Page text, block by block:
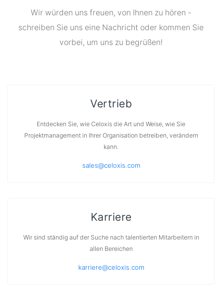
Wir würden uns freuen, von Ihnen zu hören -
schreiben Sie uns eine Nachricht oder kommen Sie
vorbei, um uns zu begrüßen!
Vertrieb
Entdecken Sie, wie Celoxis die Art und Weise, wie Sie
Projektmanagement in Ihrer Organisation betreiben, verändern
kann.
sales@celoxis.com
Karriere
Wir sind ständig auf der Suche nach talentierten Mitarbeitern in
allen Bereichen
karriere@celoxis.com